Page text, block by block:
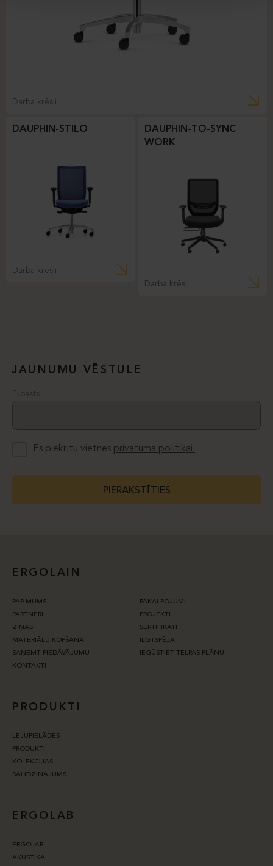
Darba krēsli
DAUPHIN-STILO
Darba krēsli
DAUPHIN-TO-SYNC
WORK
Darba krēsli
JAUNUMU VĒSTULE
E-pasts
Es piekrītu vietnes privātuma politikai.
PIERAKSTĪTIES
ERGOLAIN
PAR MUMS
PAKALPOJUMI
PARTNERI
PROJEKTI
ZIŅAS
SERTIFIKĀTI
MATERIĀLU KOPŠANA
ILGTSPĒJA
SAŅEMT PIEDĀVĀJUMU
IEGŪSTIET TELPAS PLĀNU
KONTAKTI
PRODUKTI
LEJUPIELĀDES
PRODUKTI
KOLEKCIJAS
SALĪDZINĀJUMS
ERGOLAB
ERGOLAB
AKUSTIKA